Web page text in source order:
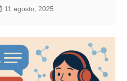
11 agosto, 2025